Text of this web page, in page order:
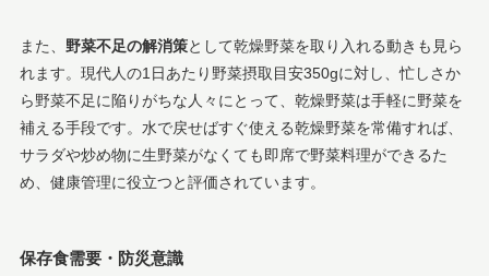
また、 野菜不足の解消策として乾燥野菜を取り入れる動きも見ら
れます。現代人の1日あたり野菜摂取目安350gに対し、忙しさか
ら野菜不足に陥りがちな人々にとって、乾燥野菜は手軽に野菜を
補える手段です​。水で戻せばすぐ使える乾燥野菜を常備すれば、
サラダや炒め物に生野菜がなくても即席で野菜料理ができるた
め、健康管理に役立つと評価されています。
保存食需要・防災意識